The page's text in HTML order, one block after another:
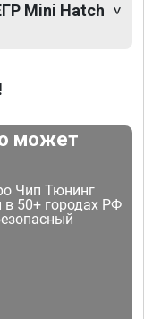
Mini Hatch
может
Чип Тюнинг
50+ городах РФ